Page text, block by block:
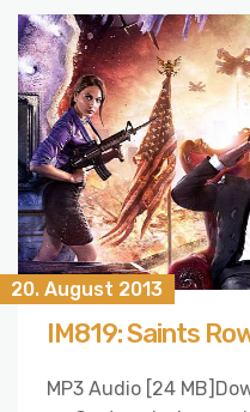
20. August 2013
IM819: Saints
MP3 Audio [24